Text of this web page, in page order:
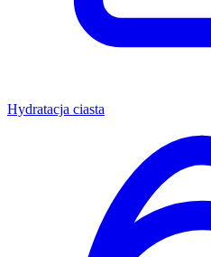
Hydratacja ciasta